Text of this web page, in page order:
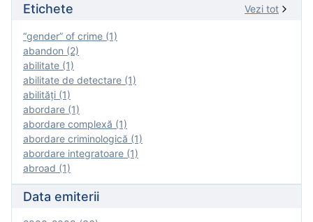
Etichete Vezi tot
“gender” of crime (1)
abandon (2)
abilitate (1)
abilitate de detectare (1)
abilităţi (1)
abordare (1)
abordare complexă (1)
abordare criminologică (1)
abordare integratoare (1)
abroad (1)
Data emiterii